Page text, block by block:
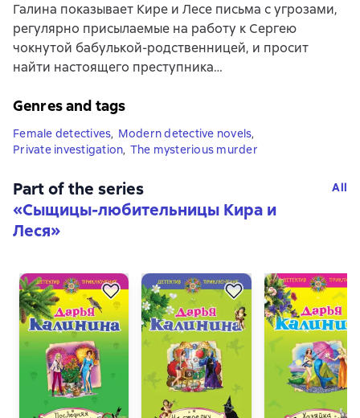
Галина показывает Кире и Лесе письма с угрозами,
регулярно присылаемые на работу к Сергею
чокнутой бабулькой-родственницей, и просит
найти настоящего преступника…
Genres and tags
Female detectives, Modern detective novels,
Private investigation, The mysterious murder
Part of the series
«Сыщицы-любительницы Кира и
Леся»
All